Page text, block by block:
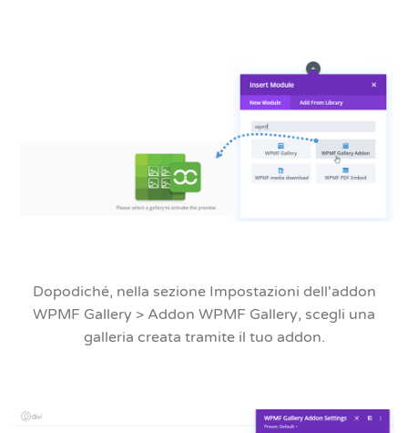
Dopodiché, nella sezione Impostazioni dell'addon
WPMF Gallery > Addon WPMF Gallery, scegli una
galleria creata tramite il tuo addon.